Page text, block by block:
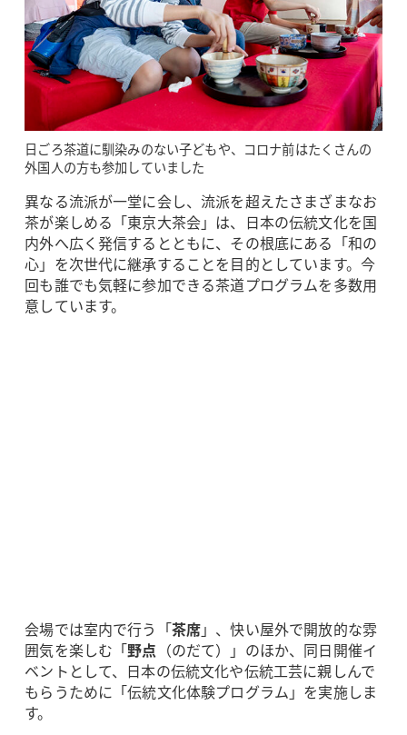
日ごろ茶道に馴染みのない子どもや、コロナ前はたくさんの
外国人の方も参加していました
異なる流派が一堂に会し、流派を超えたさまざまなお
茶が楽しめる「東京大茶会」は、日本の伝統文化を国
内外へ広く発信するとともに、その根底にある「和の
心」を次世代に継承することを目的としています。今
回も誰でも気軽に参加できる茶道プログラムを多数用
意しています。
会場では室内で行う「茶席」、快い屋外で開放的な雰
囲気を楽しむ「野点 （のだて）」のほか、同日開催イ
ベントとして、日本の伝統文化や伝統工芸に親しんで
もらうために「伝統文化体験プログラム」を実施しま
す。